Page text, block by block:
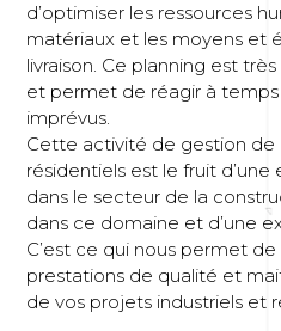
d’optimiser les ressources
matériaux et les moyens et
livraison. Ce planning est
et permet de réagir à temps
imprévus.
Cette activité de gestion de
résidentiels est le fruit
dans le secteur de la
dans ce domaine et d’une
C’est ce qui nous permet
prestations de qualité et
de vos projets industriels et